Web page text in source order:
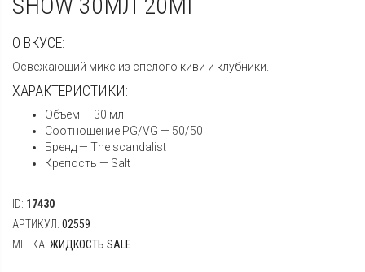
О ВКУСЕ:
Освежающий микс из спелого киви и клубники.
ХАРАКТЕРИСТИКИ:
Объем — 30 мл
Соотношение PG/VG — 50/50
Бренд — The scandalist
Крепость — Salt
ID: 17430
АРТИКУЛ: 02559
МЕТКА: ЖИДКОСТЬ SALE